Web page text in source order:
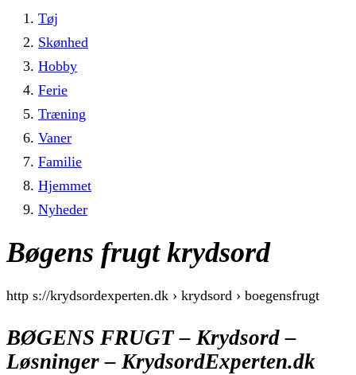
Tøj
Skønhed
Hobby
Ferie
Træning
Vaner
Familie
Hjemmet
Nyheder
Bøgens frugt krydsord
http s://krydsordexperten.dk › krydsord › boegensfrugt
BØGENS FRUGT – Krydsord –
Løsninger – KrydsordExperten.dk